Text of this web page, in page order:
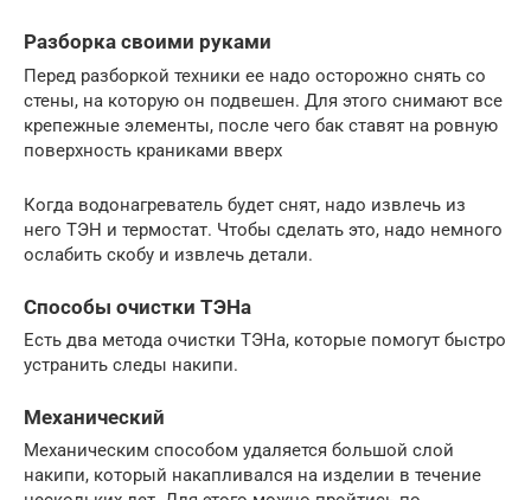
Разборка своими руками
Перед разборкой техники ее надо осторожно снять со
стены, на которую он подвешен. Для этого снимают все
крепежные элементы, после чего бак ставят на ровную
поверхность краниками вверх
Когда водонагреватель будет снят, надо извлечь из
него ТЭН и термостат. Чтобы сделать это, надо немного
ослабить скобу и извлечь детали.
Способы очистки ТЭНа
Есть два метода очистки ТЭНа, которые помогут быстро
устранить следы накипи.
Механический
Механическим способом удаляется большой слой
накипи, который накапливался на изделии в течение